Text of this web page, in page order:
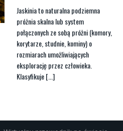
Jaskinia to naturalna podziemna
próżnia skalna lub system
połączonych ze sobą próżni (komory,
korytarze, studnie, kominy) o
rozmiarach umożliwiających
eksplorację przez człowieka.
Klasyfikuje [...]